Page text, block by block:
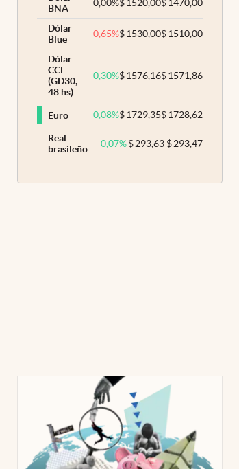
BNA
0,00%$1520,00$1470,00
Dólar
Blue
-0,65%$1530,00$1510,00
Dólar
CCL
(GD30,
48 hs)
0,30%$1576,16$1571,86
Euro 0,08%$1729,35$1728,62
Real
brasileño
0,07% $293,63 $293,47